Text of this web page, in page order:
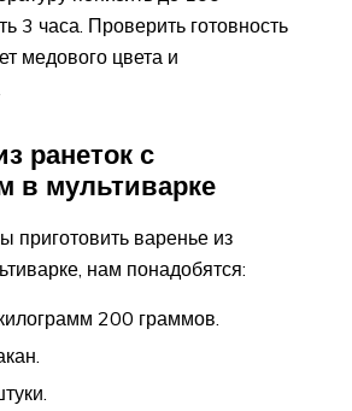
3 часа. Проверить готовность
медового цвета и
ранеток с
в мультиварке
приготовить варенье из
нам понадобятся:
200 граммов.